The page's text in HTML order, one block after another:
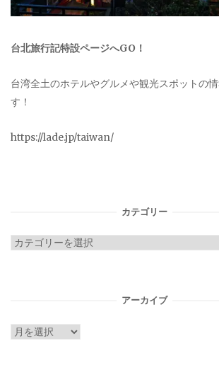
台北旅行記特設ページへGO！
台湾全土のホテルやグルメや観光スポットの
す！
https://lade.jp/taiwan/
カテゴリー
カ
アーカイブ
ア